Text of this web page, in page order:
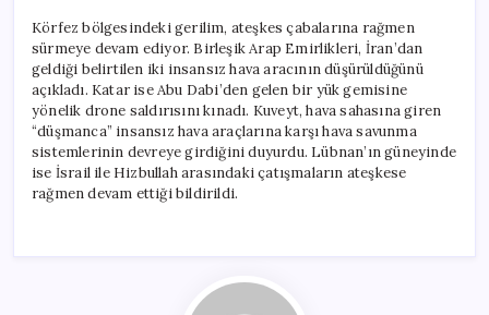
Körfez bölgesindeki gerilim, ateşkes çabalarına rağmen
sürmeye devam ediyor. Birleşik Arap Emirlikleri, İran’dan
geldiği belirtilen iki insansız hava aracının düşürüldüğünü
açıkladı. Katar ise Abu Dabi’den gelen bir yük gemisine
yönelik drone saldırısını kınadı. Kuveyt, hava sahasına giren
“düşmanca” insansız hava araçlarına karşı hava savunma
sistemlerinin devreye girdiğini duyurdu. Lübnan’ın güneyinde
ise İsrail ile Hizbullah arasındaki çatışmaların ateşkese
rağmen devam ettiği bildirildi.